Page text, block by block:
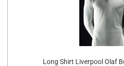
Long Shirt Liverpool Olaf